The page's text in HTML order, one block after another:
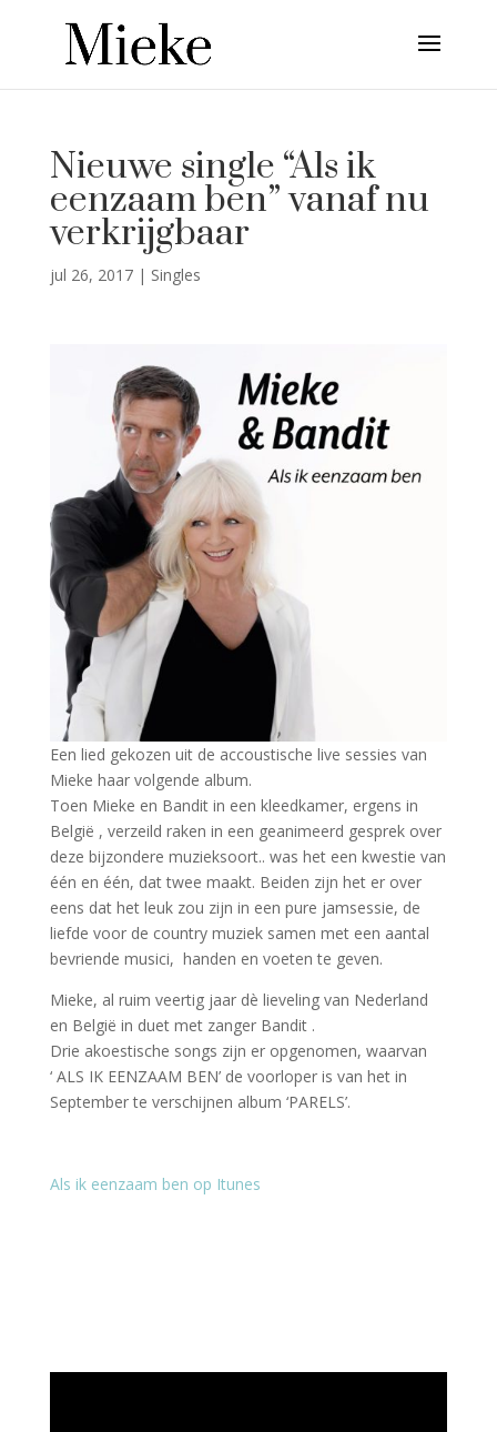
Nieuwe single “Als ik
eenzaam ben” vanaf nu
verkrijgbaar
jul 26, 2017| Singles
Een lied gekozen uit de accoustische live sessies van
Mieke haar volgende album.
Toen Mieke en Bandit in een kleedkamer, ergens in
België , verzeild raken in een geanimeerd gesprek over
deze bijzondere muzieksoort.. was het een kwestie van
één en één, dat twee maakt. Beiden zijn het er over
eens dat het leuk zou zijn in een pure jamsessie, de
liefde voor de country muziek samen met een aantal
bevriende musici, handen en voeten te geven.
Mieke, al ruim veertig jaar dè lieveling van Nederland
en België in duet met zanger Bandit .
Drie akoestische songs zijn er opgenomen, waarvan
‘ ALS IK EENZAAM BEN’ de voorloper is van het in
September te verschijnen album ‘PARELS’.
Als ik eenzaam ben op Itunes